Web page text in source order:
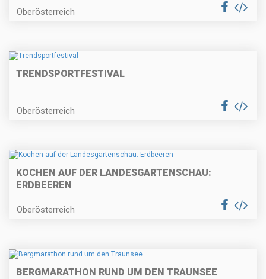
Oberösterreich
TRENDSPORTFESTIVAL
Oberösterreich
KOCHEN AUF DER LANDESGARTENSCHAU:
ERDBEEREN
Oberösterreich
BERGMARATHON RUND UM DEN TRAUNSEE